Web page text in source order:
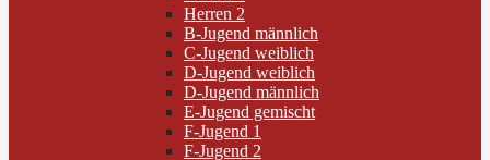
Herren 2
B-Jugend männlich
C-Jugend weiblich
D-Jugend weiblich
D-Jugend männlich
E-Jugend gemischt
F-Jugend 1
F-Jugend 2